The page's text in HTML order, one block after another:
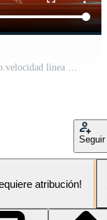
velocidad línea manga estilo en naranja fondo.velocidad línea manga estilo efecto 2d Vídeo Pro
Seguir
atribución!